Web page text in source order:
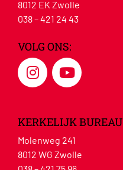
8012 EK Zwolle
038 – 421 24 43
VOLG ONS:
KERKELIJK BUREAU
Molenweg 241
8012 WG Zwolle